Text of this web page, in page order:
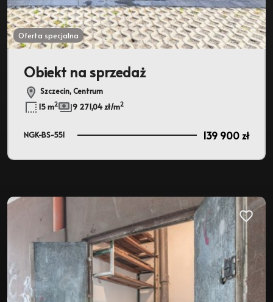
Oferta specjalna
Obiekt na sprzedaż
Szczecin, Centrum
15 m2 9 271,04 zł/m2
NGK-BS-551 139 900 zł
Dodaj